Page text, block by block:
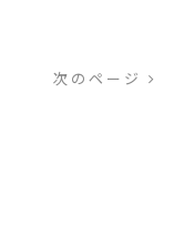
次のページ